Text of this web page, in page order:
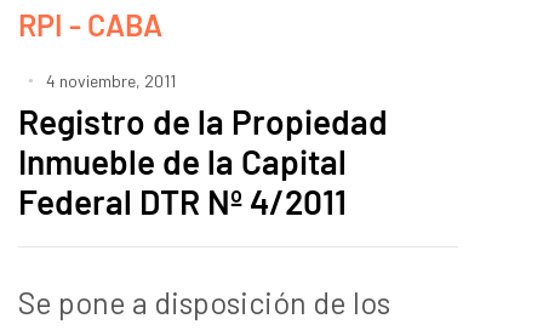
RPI - CABA
4 noviembre, 2011
Registro de la Propiedad
Inmueble de la Capital
Federal DTR Nº 4/2011
Se pone a disposición de los